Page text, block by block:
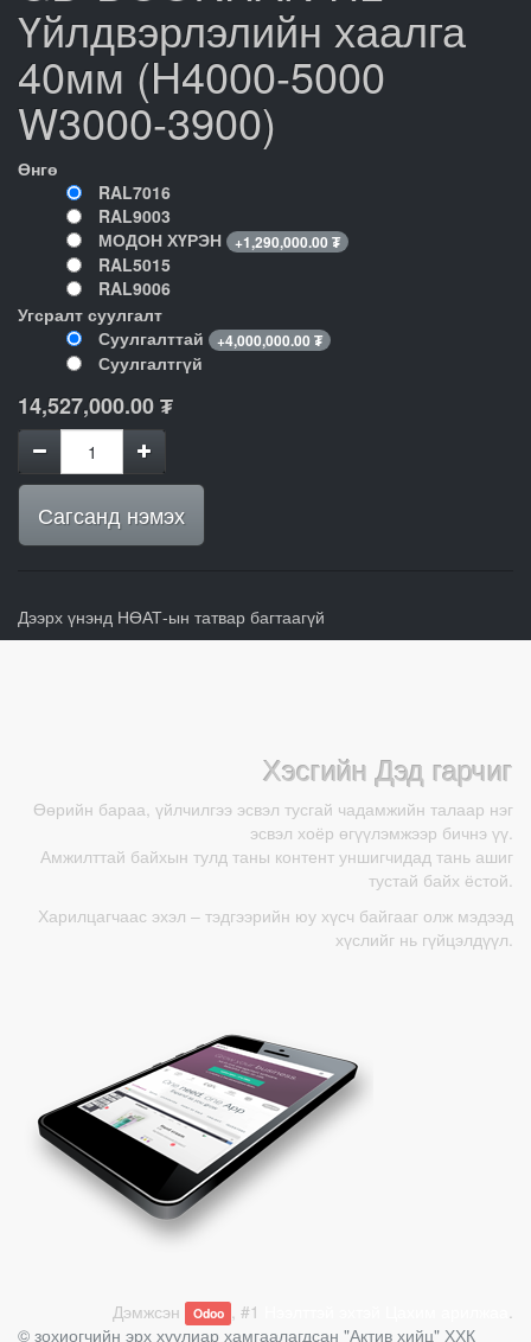
Үйлдвэрлэлийн хаалга
40мм (H4000-5000
W3000-3900)
Өнгө
RAL7016
RAL9003
МОДОН ХҮРЭН
+1,290,000.00 ₮
RAL5015
RAL9006
Угсралт суулгалт
Суулгалттай
+4,000,000.00 ₮
Суулгалтгүй
14,527,000.00₮
Сагсанд нэмэх
Дээрх үнэнд НӨАТ-ын татвар багтаагүй
Хэсгийн Дэд гарчиг
Өөрийн бараа, үйлчилгээ эсвэл тусгай чадамжийн талаар нэг
эсвэл хоёр өгүүлэмжээр бичнэ үү.
Амжилттай байхын тулд таны контент уншигчидад тань ашиг
тустай байх ёстой.
Харилцагчаас эхэл – тэдгээрийн юу хүсч байгааг олж мэдээд
хүслийг нь гүйцэлдүүл.
Дэмжсэн Odoo , #1
.
© зохиогчийн эрх хуулиар хамгаалагдсан "Актив хийц" ХХК